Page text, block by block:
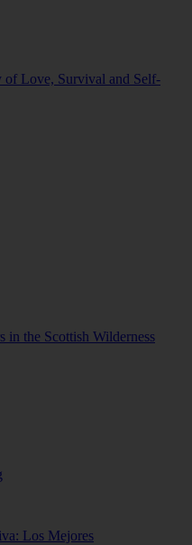
of Love, Survival and Self-
in the Scottish Wilderness